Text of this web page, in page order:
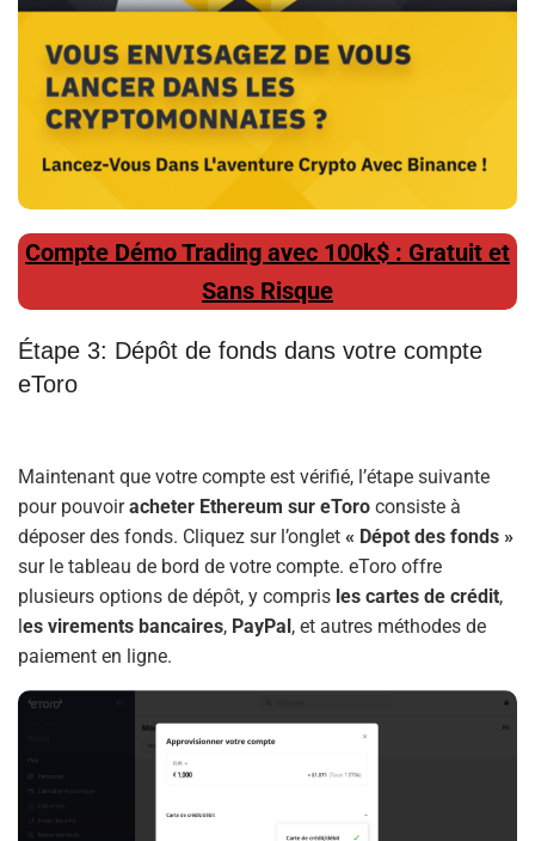
Compte Démo Trading avec 100k$ : Gratuit et
Sans Risque
Étape 3: Dépôt de fonds dans votre compte
eToro
Maintenant que votre compte est vérifié, l’étape suivante
pour pouvoiracheter Ethereum sur eToro consiste à
déposer des fonds. Cliquez sur l’onglet « Dépot des fonds »
sur le tableau de bord de votre compte. eToro offre
plusieurs options de dépôt, y compris les cartes de crédit,
les virements bancaires, PayPal, et autres méthodes de
paiement en ligne.